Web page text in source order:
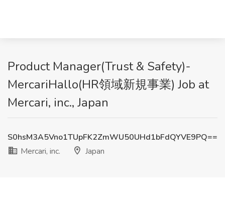
Product Manager(Trust & Safety)-
MercariHallo(HR領域新規事業) Job at
Mercari, inc., Japan
S0hsM3A5Vno1TUpFK2ZmWU50UHd1bFdQYVE9PQ==
Mercari, inc.
Japan